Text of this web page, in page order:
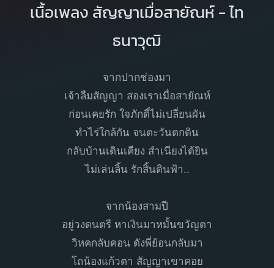
เนื้อเพลง สัญญาเมื่อสายัณห์ - ไท
ธนาวุฒิ
จากปากช่องมา
เจ้าลืมสัญญา สองเราเมื่อสายัณห์
ก่อนเคยรัก ใจภักดิ์ไม่เปลี่ยนผัน
ทำไร่ใกล้กัน จนตะวันตกดิน
กลับบ้านเดินเคียง สำเนียงได้ยิน
ไม่เล่นลิ้น รักสิ้นดินฟ้า..
จากน้องสามปี
อยู่วงดนตรี หาเงินมาหมั้นขวัญตา
วิหคกลับคอน ดังพี่ย้อนกลับมา
โถน้องแก้วตา สัญญาเขาคอย